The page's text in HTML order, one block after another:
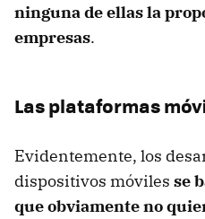
ninguna de ellas la
empresas.
Las plataformas
Evidentemente, los
dispositivos móviles se
que obviamente no